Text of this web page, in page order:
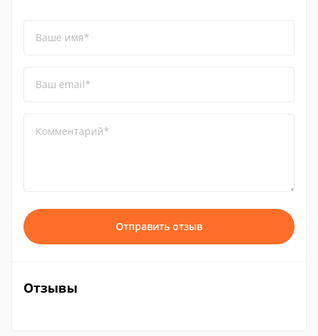
Ваше имя*
Ваш email*
Комментарий*
Отправить отзыв
Отзывы